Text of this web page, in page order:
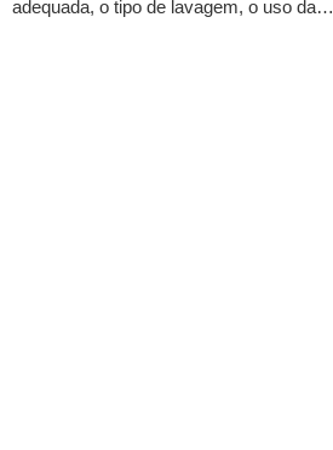
adequada, o tipo de lavagem, o uso da…